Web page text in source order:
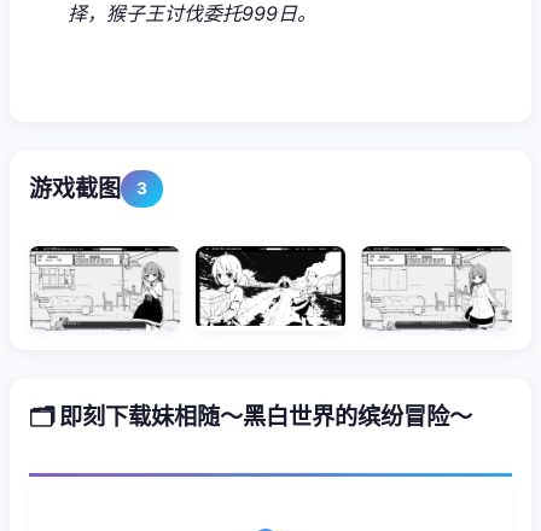
择，猴子王讨伐委托999日。
游戏截图 3
🗂️ 即刻下载妹相随～黑白世界的缤纷冒险～